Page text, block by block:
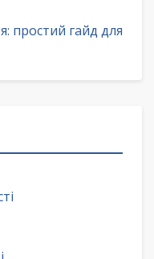
простий гайд для